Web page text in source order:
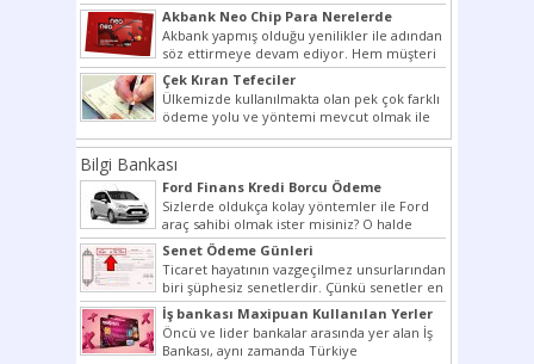
Akbank Neo Chip Para Nerelerde
Kullanılır?
Akbank yapmış olduğu yenilikler ile adından
söz ettirmeye devam ediyor. Hem müşteri
potansiyelini arttırmak hem...
Çek Kıran Tefeciler
Ülkemizde kullanılmakta olan pek çok farklı
ödeme yolu ve yöntemi mevcut olmak ile
beraber bunlar...
Bilgi Bankası
Ford Finans Kredi Borcu Ödeme
Sizlerde oldukça kolay yöntemler ile Ford
araç sahibi olmak ister misiniz? O halde
yazımız ilginizi...
Senet Ödeme Günleri
Ticaret hayatının vazgeçilmez unsurlarından
biri şüphesiz senetlerdir. Çünkü senetler en
çok kullanılan ödeme araçlarıdır. Taksitler...
İş bankası Maxipuan Kullanılan Yerler
Öncü ve lider bankalar arasında yer alan İş
Bankası, aynı zamanda Türkiye